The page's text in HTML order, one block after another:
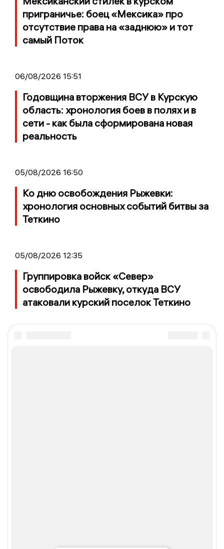
приграничье: боец «Мексика» про
отсутствие права на «заднюю» и тот
самый Поток
06/08/2026 15:51
Годовщина вторжения ВСУ в Курскую
область: хронология боев в полях и в
сети - как была сформирована новая
реальность
05/08/2026 16:50
Ко дню освобождения Рыжевки:
хронология основных событий битвы за
Теткино
05/08/2026 12:35
Группировка войск «Север»
освободила Рыжевку, откуда ВСУ
атаковали курский поселок Теткино